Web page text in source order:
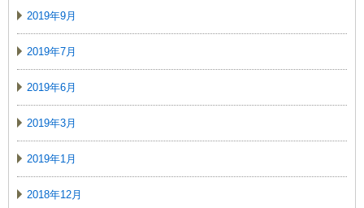
2019年9月
2019年7月
2019年6月
2019年3月
2019年1月
2018年12月